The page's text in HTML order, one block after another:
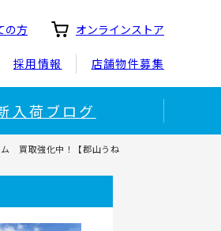
の方 オンラインストア
採用情報 店舗物件募集
入荷ブログ
ム 買取強化中！【郡山うね